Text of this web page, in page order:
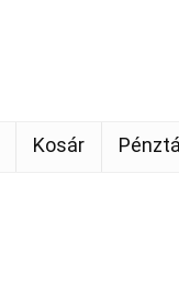
Kosár